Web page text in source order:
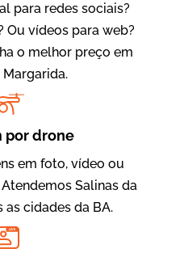
para redes sociais?
Ou vídeos para web?
o melhor preço em
Margarida.
por drone
em foto, vídeo ou
Salinas da
as cidades da BA.
LIVE